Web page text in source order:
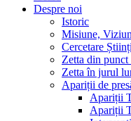
Despre noi
Istoric
Misiune,
Cercetare
Zetta din
Zetta în jurul
Apariții de
Apariții
Apariții